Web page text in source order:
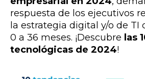
respuesta de los ejecutivos
la estrategia digital y/o de TI
0 a 36 meses. ¡Descubre las
tecnológicas de 2024!